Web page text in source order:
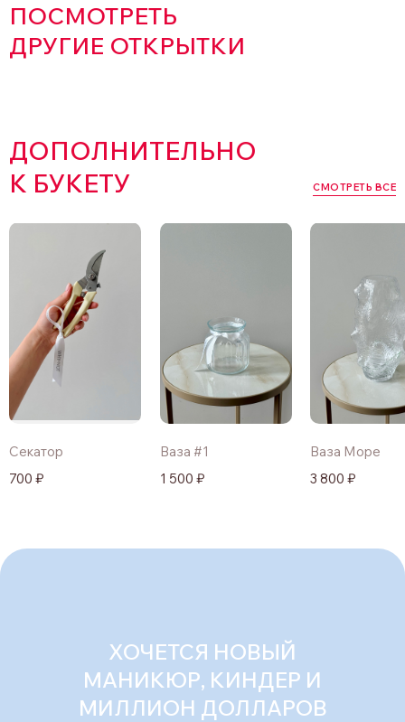
ПОСМОТРЕТЬ
ДРУГИЕ ОТКРЫТКИ
ДОПОЛНИТЕЛЬНО
К БУКЕТУ
СМОТРЕТЬ ВСЕ
1 500 ₽
Ваза #1
3 800 ₽
Ваза Море
700 ₽
Секатор
ХОЧЕТСЯ НОВЫЙ
МАНИКЮР, КИНДЕР И
МИЛЛИОН ДОЛЛАРОВ